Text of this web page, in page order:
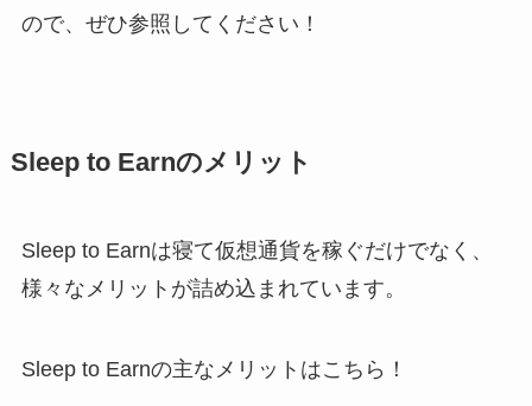
ので、ぜひ参照してください！
Sleep to Earnのメリット
Sleep to Earnは寝て仮想通貨を稼ぐだけでなく、
様々なメリットが詰め込まれています。
Sleep to Earnの主なメリットはこちら！